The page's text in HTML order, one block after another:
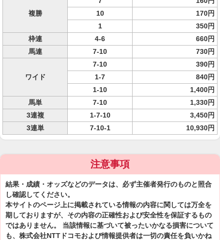
複勝
10
170円
1
350円
枠連
4-6
660円
馬連
7-10 730円
ワイド
7-10
390円
1-7
840円
1-10
1,400円
馬単
7-10
1,330円
3連複
1-7-10
3,450円
3連単
7-10-1 10,930円
注意事項
結果・成績・オッズなどのデータは、必ず主催者発行のものと照合
し確認してください。
本サイトのページ上に掲載されている情報の内容に関しては万全を
期しておりますが、その内容の正確性および安全性を保証するもの
ではありません。 当該情報に基づいて被ったいかなる損害について
も、株式会社NTTドコモおよび情報提供者は一切の責任を負いかね